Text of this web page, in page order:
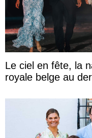
Le ciel en fête, la
royale belge au